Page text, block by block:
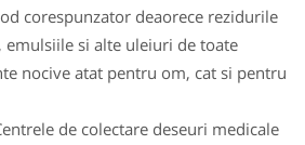
corespunzator deaorece rezidurile
emulsiile si alte uleiuri de toate
nocive atat pentru om, cat si pentru
de colectare deseuri medicale